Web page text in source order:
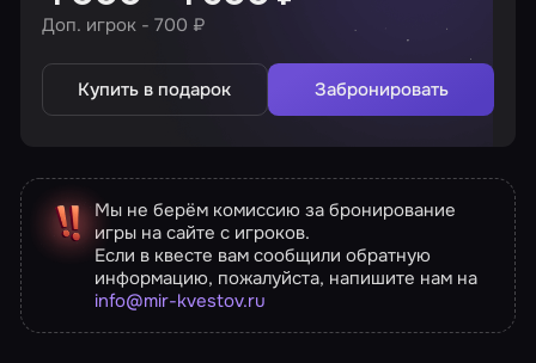
Доп. игрок - 700 ₽
Купить в подарок Забронировать
Мы не берём комиссию за бронирование
игры на сайте с игроков.
Если в квесте вам сообщили обратную
информацию, пожалуйста, напишите нам на
info@mir-kvestov.ru